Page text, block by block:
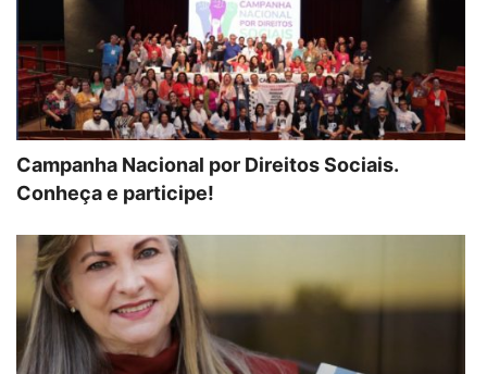
Campanha Nacional por Direitos Sociais.
Conheça e participe!